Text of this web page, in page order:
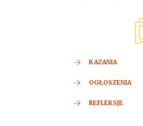
KAZANIA
OGŁOSZENIA
REFLEKSJE